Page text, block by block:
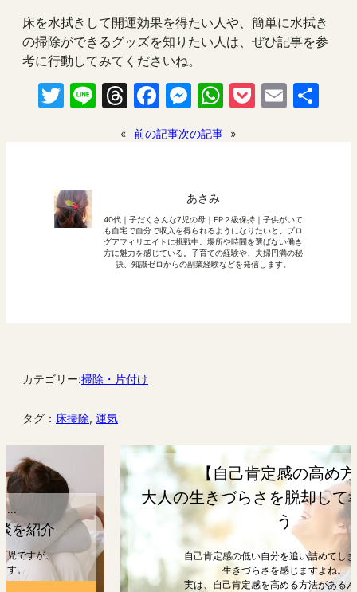
床を水拭きして開運効果を得たい人や、簡単に水拭き
の掃除ができるグッズを知りたい人は、ぜひ記事を参
考に行動してみてくださいね。
Twitter
LineThreads
Facebook
Messenger
WhatsApp
Pocket
Email
« 前の記事次の記事 »
あさみ
40代｜子だくさんな7児の母｜FP２級保持｜子供がいて
も自宅で自分で収入を得られるようになりたいと、ブロ
グアフィリエイトに挑戦中。場所や時間を選ばない働き
方に魅力を感じている。子育ての経験や、夫婦円満の秘
訣、知識ゼロからの副業経験などを発信します。
カテゴリー:掃除・片付け
タグ： 床掃除, 運気
【自己肯定感の高め方】
大人の生きづらさを脱却して幸せになろ
う
自己肯定感の低い自分を追い詰めてしまうと、
生きづらさを感じますよね。
実は、自己肯定感を高める方法があるんです。